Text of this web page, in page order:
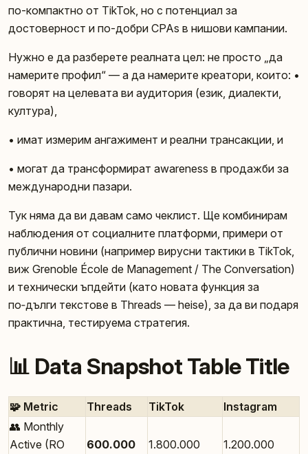
по-компактно от TikTok, но с потенциал за
достоверност и по-добри CPAs в нишови кампании.
Нужно е да разберете реалната цел: не просто „да
намерите профил“ — а да намерите креатори, които: •
говорят на целевата ви аудитория (език, диалекти,
култура),
• имат измерим ангажимент и реални трансакции, и
• могат да трансформират awareness в продажби за
международни пазари.
Тук няма да ви давам само чеклист. Ще комбинирам
наблюдения от социалните платформи, примери от
публични новини (например вирусни тактики в TikTok,
виж Grenoble École de Management / The Conversation)
и технически ъпдейти (като новата функция за
по‑дълги текстове в Threads — heise), за да ви подаря
практична, тестируема стратегия.
📊 Data Snapshot Table Title
🧩 Metric Threads TikTok
Instagram
👥 Monthly
Active (RO
600.000 1.800.000 1.200.000